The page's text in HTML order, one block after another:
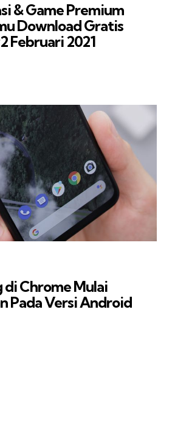
& Game Premium
Download Gratis 
Februari 2021
di Chrome Mulai
Pada Versi Android